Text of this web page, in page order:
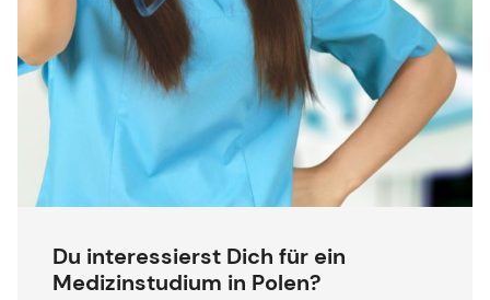
Du interessierst Dich für ein
Medizinstudium in Polen?